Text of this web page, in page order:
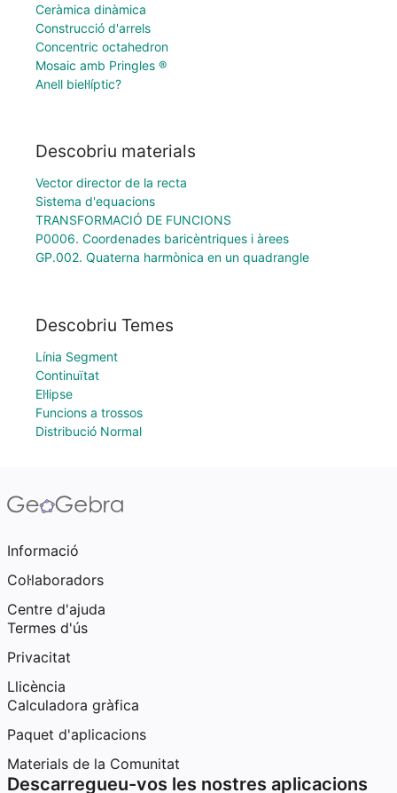
Ceràmica dinàmica
Construcció d'arrels
Concentric octahedron
Mosaic amb Pringles ®
Anell biel·líptic?
Descobriu materials
Vector director de la recta
Sistema d'equacions
TRANSFORMACIÓ DE FUNCIONS
P0006. Coordenades baricèntriques i àrees
GP.002. Quaterna harmònica en un quadrangle
Descobriu Temes
Línia Segment
Continuïtat
El·lipse
Funcions a trossos
Distribució Normal
Informació
Col·laboradors
Centre d'ajuda
Termes d'ús
Privacitat
Llicència
Calculadora gràfica
Paquet d'aplicacions
Materials de la Comunitat
Descarregueu-vos les nostres aplicacions